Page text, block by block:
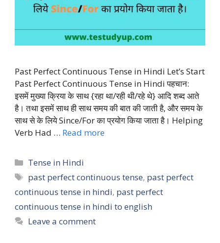
Past Perfect Continuous Tense in Hindi Let’s Start
Past Perfect Continuous Tense in Hindi पहचान:
इसमें मुख्या क्रिया के साथ {रहा था/रही थी/रहे थे} आदि शब्द आते
है। तथा इसमें साथ ही साथ समय की बात की जाती है, और समय के
साथ से के लिये Since/For का प्रयोग किया जाता है। Helping
Verb Had … Read more
Categories
Tense in Hindi
Tags
past perfect continuous tense, past perfect
continuous tense in hindi, past perfect
continuous tense in hindi to english
Leave a comment